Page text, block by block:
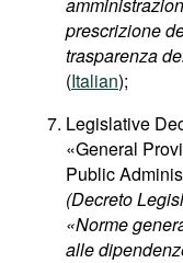
prescrizione
trasparenza
(Italian);
Legislative
«General
Public
(Decreto
«Norme
alle